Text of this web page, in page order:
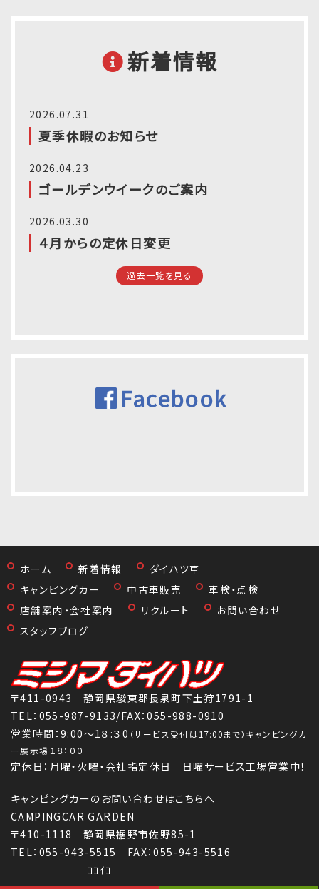
新着情報
2026.07.31
夏季休暇のお知らせ
2026.04.23
ゴールデンウイークのご案内
2026.03.30
４月からの定休日変更
過去一覧を見る
Facebook
ホーム 新着情報
ダイハツ車
キャンピングカー
中古車販売
車検・点検
店舗案内・会社案内
リクルート
お問い合わせ
スタッフブログ
〒411-0943 静岡県駿東郡長泉町下土狩1791-1
TEL： 055-987-9133/FAX：055-988-0910
営業時間：9:00～1８:３0 （サービス受付は17:00まで）キャンピングカ
ー展示場１８：００
定休日：月曜・火曜・会社指定休日 日曜サービス工場営業中！
キャンピングカーのお問い合わせはこちらへ
CAMPINGCAR GARDEN
〒410-1118 静岡県裾野市佐野85-1
TEL：055-943-5515 FAX：055-943-5516
ｺｺｲｺ